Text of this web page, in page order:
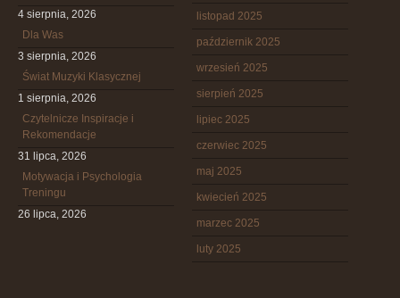
4 sierpnia, 2026
Dla Was
3 sierpnia, 2026
Świat Muzyki Klasycznej
1 sierpnia, 2026
Czytelnicze Inspiracje i
Rekomendacje
31 lipca, 2026
Motywacja i Psychologia
Treningu
26 lipca, 2026
listopad 2025
październik 2025
wrzesień 2025
sierpień 2025
lipiec 2025
czerwiec 2025
maj 2025
kwiecień 2025
marzec 2025
luty 2025